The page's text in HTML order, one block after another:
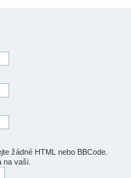
žádné HTML nebo BBCode.
na vaši.